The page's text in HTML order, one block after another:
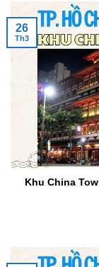
Khu China
26
Th3